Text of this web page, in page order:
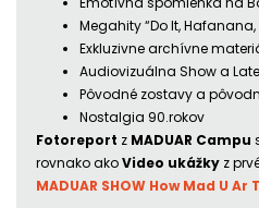
Megahity “Do It, Hafanana,
Exkluzivne archívne
Audiovizuálna Show a
Pôvodné zostavy a
Nostalgia 90.rokov
Fotoreport z MADUAR Campu
rovnako akoVideo ukážky z
MADUAR SHOW How Mad U Ar